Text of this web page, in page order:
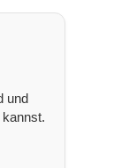
und